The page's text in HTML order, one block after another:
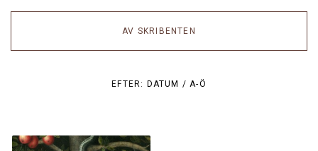
AV SKRIBENTEN
EFTER: DATUM /A-Ö